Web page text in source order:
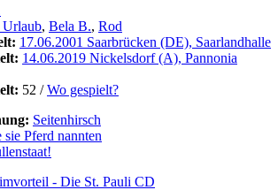
Urlaub, Bela B., Rod
17.06.2001 Saarbrücken (DE), Saarlandhalle
14.06.2019 Nickelsdorf (A), Pannonia
52 /Wo gespielt?
Seitenhirsch
Pferd nannten
- Die St. Pauli CD